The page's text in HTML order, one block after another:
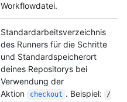
Workflowdatei.
Standardarbeitsverzeichnis
des Runners für die Schritte
und Standardspeicherort
deines Repositorys bei
Verwendung der
Aktion
checkout . Beispiel:
/